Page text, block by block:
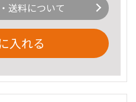
送料について
入れる